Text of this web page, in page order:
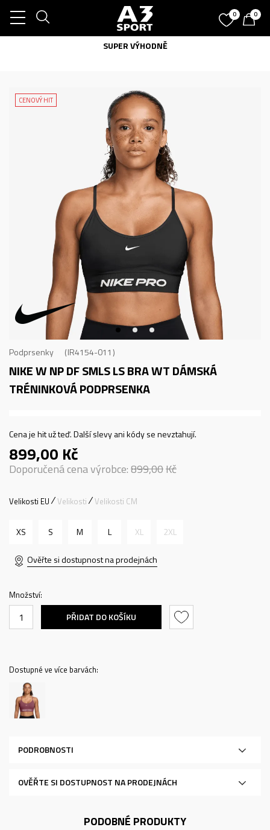
0 0
SUPER VÝHODNĚ
CENOVÝ HIT
Podprsenky IR4154-011
NIKE W NP DF SMLS LS BRA WTDÁMSKÁ
TRÉNINKOVÁ PODPRSENKA
Cena je hit už teď. Další slevy ani kódy se nevztahují.
899,00 Kč
Doporučená cena výrobce:899,00Kč
Velikosti EU Velikosti Velikosti CM
XS S M L XL 2XL
Ověřte si dostupnost na prodejnách
Množství:
PŘIDAT DO KOŠÍKU
Dostupné ve více barvách:
PODROBNOSTI
OVĚŘTE SI DOSTUPNOST NA PRODEJNÁCH
PODOBNÉ PRODUKTY